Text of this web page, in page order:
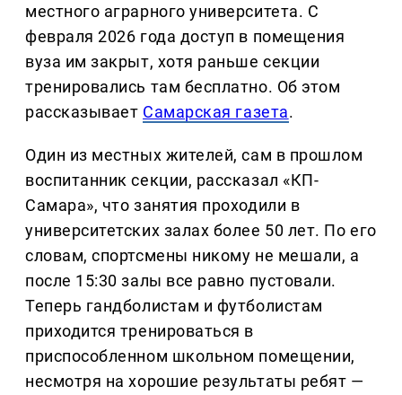
местного аграрного университета. С
февраля 2026 года доступ в помещения
вуза им закрыт, хотя раньше секции
тренировались там бесплатно. Об этом
рассказывает Самарская газета.
Один из местных жителей, сам в прошлом
воспитанник секции, рассказал «КП-
Самара», что занятия проходили в
университетских залах более 50 лет. По его
словам, спортсмены никому не мешали, а
после 15:30 залы все равно пустовали.
Теперь гандболистам и футболистам
приходится тренироваться в
приспособленном школьном помещении,
несмотря на хорошие результаты ребят —